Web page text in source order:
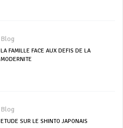
Blog
LA FAMILLE FACE AUX DEFIS DE LA
MODERNITE
Blog
ETUDE SUR LE SHINTO JAPONAIS